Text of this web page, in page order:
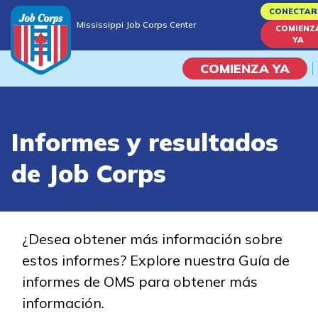
to
content
Mississippi Job Corps Center
YA
COMIENZA YA
Vida En El Campus
Habilidades académicas
Estudiar
Programas de
Informes y resultados
de Job Corps
¿Desea obtener más información sobre
estos informes? Explore nuestra Guía de
informes de OMS para obtener más
información.